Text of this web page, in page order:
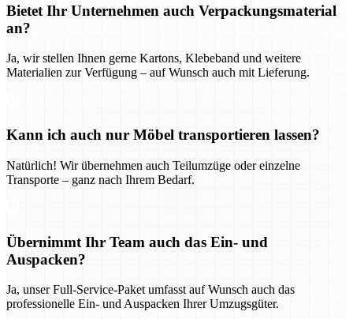
Bietet Ihr Unternehmen auch Verpackungsmaterial
an?
Ja, wir stellen Ihnen gerne Kartons, Klebeband und weitere
Materialien zur Verfügung – auf Wunsch auch mit Lieferung.
Kann ich auch nur Möbel transportieren lassen?
Natürlich! Wir übernehmen auch Teilumzüge oder einzelne
Transporte – ganz nach Ihrem Bedarf.
Übernimmt Ihr Team auch das Ein- und
Auspacken?
Ja, unser Full-Service-Paket umfasst auf Wunsch auch das
professionelle Ein- und Auspacken Ihrer Umzugsgüter.